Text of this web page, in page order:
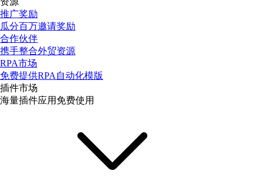
推广奖励
瓜分百万邀请奖励
合作伙伴
携手整合外贸资源
RPA市场
免费提供RPA自动化模版
插件市场
海量插件应用免费使用